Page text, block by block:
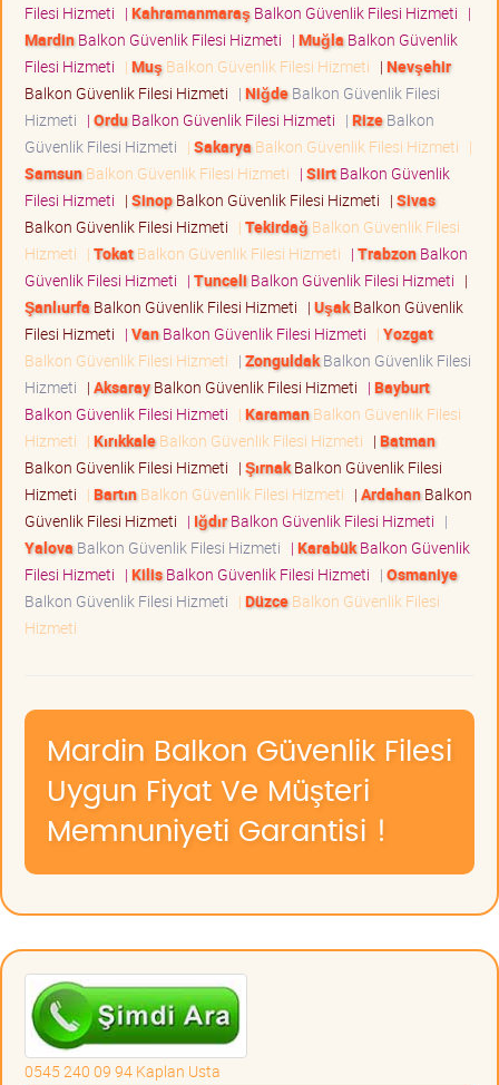
Filesi Hizmeti | Kahramanmaraş Balkon Güvenlik Filesi Hizmeti |
MardinBalkon Güvenlik Filesi Hizmeti | Muğla Balkon Güvenlik
Filesi Hizmeti | Muş Balkon Güvenlik Filesi Hizmeti | Nevşehir
Balkon Güvenlik Filesi Hizmeti | NiğdeBalkon Güvenlik Filesi
Hizmeti | OrduBalkon Güvenlik Filesi Hizmeti | RizeBalkon
Güvenlik Filesi Hizmeti | Sakarya Balkon Güvenlik Filesi Hizmeti |
SamsunBalkon Güvenlik Filesi Hizmeti | SiirtBalkon Güvenlik
Filesi Hizmeti | SinopBalkon Güvenlik Filesi Hizmeti | Sivas
Balkon Güvenlik Filesi Hizmeti | Tekirdağ Balkon Güvenlik Filesi
Hizmeti | TokatBalkon Güvenlik Filesi Hizmeti | TrabzonBalkon
Güvenlik Filesi Hizmeti | Tunceli Balkon Güvenlik Filesi Hizmeti |
Şanlıurfa Balkon Güvenlik Filesi Hizmeti | UşakBalkon Güvenlik
Filesi Hizmeti | VanBalkon Güvenlik Filesi Hizmeti | Yozgat
Balkon Güvenlik Filesi Hizmeti | ZonguldakBalkon Güvenlik Filesi
Hizmeti | AksarayBalkon Güvenlik Filesi Hizmeti | Bayburt
Balkon Güvenlik Filesi Hizmeti | KaramanBalkon Güvenlik Filesi
Hizmeti | KırıkkaleBalkon Güvenlik Filesi Hizmeti | Batman
Balkon Güvenlik Filesi Hizmeti | ŞırnakBalkon Güvenlik Filesi
Hizmeti | BartınBalkon Güvenlik Filesi Hizmeti | ArdahanBalkon
Güvenlik Filesi Hizmeti | IğdırBalkon Güvenlik Filesi Hizmeti |
Yalova Balkon Güvenlik Filesi Hizmeti | KarabükBalkon Güvenlik
Filesi Hizmeti | KilisBalkon Güvenlik Filesi Hizmeti | Osmaniye
Balkon Güvenlik Filesi Hizmeti | DüzceBalkon Güvenlik Filesi
Hizmeti
Mardin Balkon Güvenlik Filesi
Uygun Fiyat Ve Müşteri
Memnuniyeti Garantisi !
0545 240 09 94 Kaplan Usta